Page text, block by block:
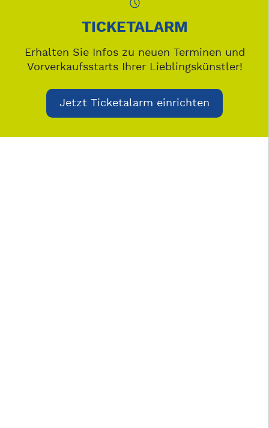
TICKETALARM
Erhalten Sie Infos zu neuen Terminen und
Vorverkaufsstarts Ihrer Lieblingskünstler!
Jetzt Ticketalarm einrichten